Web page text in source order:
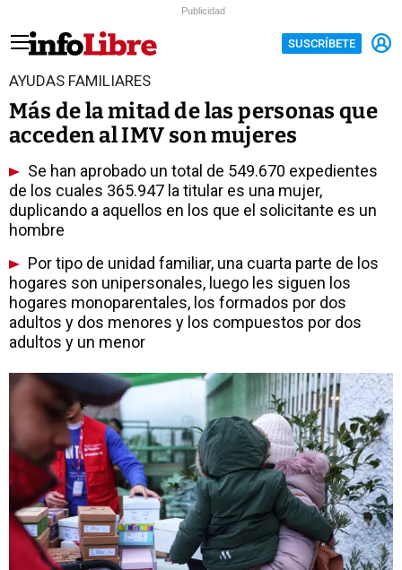
Publicidad
SUSCRÍBETE
AYUDAS FAMILIARES
Más de la mitad de las personas que
acceden al IMV son mujeres
Se han aprobado un total de 549.670 expedientes
de los cuales 365.947 la titular es una mujer,
duplicando a aquellos en los que el solicitante es un
hombre
Por tipo de unidad familiar, una cuarta parte de los
hogares son unipersonales, luego les siguen los
hogares monoparentales, los formados por dos
adultos y dos menores y los compuestos por dos
adultos y un menor